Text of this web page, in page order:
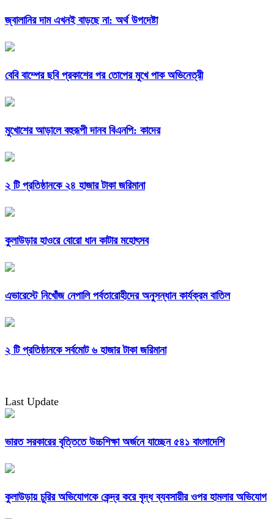
জ্বালানির দাম এখনই বাড়ছে না: অর্থ উপদেষ্টা
বেবি বাম্পের ছবি প্রকাশের পর তোপের মুখে পাক অভিনেত্রী
মুখোশের আড়ালে বহুরূপী দানব বিএনপি: কাদের
২ টি প্রতিষ্ঠানকে ২৪ হাজার টাকা জরিমানা
কুলাউড়ার হাওরে বোরো ধান কাটার মহোৎসব
এভারেস্টে নিখোঁজ নেপালি পর্বতারোহীদের অনুসন্ধান কার্যক্রম বাতিল
২ টি প্রতিষ্ঠানকে সর্বমোট ৬ হাজার টাকা জরিমানা
Last Update
ভারত সরকারের বৃত্তিতে উচ্চশিক্ষা অর্জনে যাচ্ছেন ৫৪১ বাংলাদেশি
কুলাউড়ায় চুরির অভিযোগকে কেন্দ্র করে বৃদ্ধ ব্যবসায়ীর ওপর হামলার অভিযোগ